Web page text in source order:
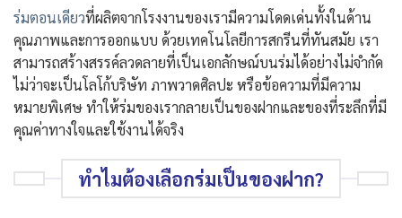
ร่มตอนเดียวที่ผลิตจากโรงงานของเรามีความโดดเด่นทั้งในด้าน
คุณภาพและการออกแบบ ด้วยเทคโนโลยีการสกรีนที่ทันสมัย เรา
สามารถสร้างสรรค์ลวดลายที่เป็นเอกลักษณ์บนร่มได้อย่างไม่จำกัด
ไม่ว่าจะเป็นโลโก้บริษัท ภาพวาดศิลปะ หรือข้อความที่มีความ
หมายพิเศษ ทำให้ร่มของเรากลายเป็นของฝากและของที่ระลึกที่มี
คุณค่าทางใจและใช้งานได้จริง
ทำไมต้องเลือกร่มเป็นของฝาก?